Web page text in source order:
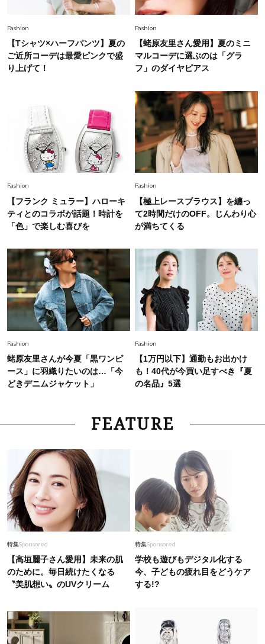
Fashion 2026.7.31
やぐ【甘め黒アイテム】3選
Fashion 2026.7.25
26年夏は「小ぶり」が大流行中！人と被らない
【最旬かごバッグ】6選
Fashion
【Tシャツ×ハーフパンツ】夏の
ご近所コーデは最愛ピンクで盛
り上げて！
Fashion
【蛯原友里さん愛用】夏のミニ
マルコーデに選ぶのは「グラ
フ」のダイヤピアス
Fashion
【フランク ミュラー】ハローキ
ティとのコラボが話題！時計を
「色」で楽しむ喜びを
Fashion
【極上レースブラウス】を纏っ
て2時間だけのOFF。じんわり心
が満ちてくる
Fashion
蛯原友里さんが今夏「黒ワンピ
ース」に羽織りたいのは…「今
どきデニムジャケット」
Fashion
【1万円以下】通勤もお出かけ
も！40代が今買い足すべき『夏
の名品』5選
FEATURE
特集Sponsored
【高垣麗子さん愛用】未来の肌
のために。毎日続けたくなる
〝美肌想い〟のUVクリーム
特集Sponsored
学校も遊びもデジタル化する
今、子どもの疲れ目をどうケア
する!?